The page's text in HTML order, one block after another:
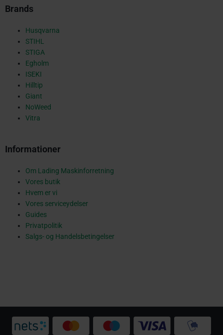
a
e
Brands
Husqvarna
STIHL
STIGA
Egholm
ISEKI
Hilltip
Giant
NoWeed
Vitra
Informationer
Om Lading Maskinforretning
Vores butik
Hvem er vi
Vores serviceydelser
Guides
Privatpolitik
Salgs- og Handelsbetingelser